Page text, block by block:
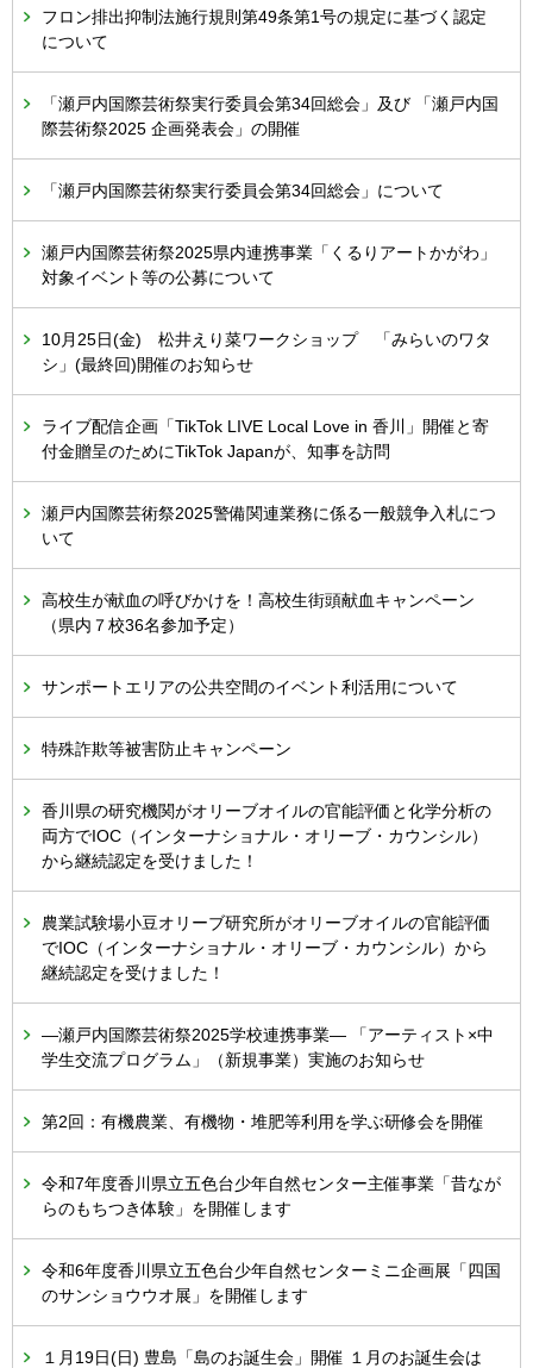
フロン排出抑制法施行規則第49条第1号の規定に基づく認定
について
「瀬戸内国際芸術祭実行委員会第34回総会」及び 「瀬戸内国
際芸術祭2025 企画発表会」の開催
「瀬戸内国際芸術祭実行委員会第34回総会」について
瀬戸内国際芸術祭2025県内連携事業「くるりアートかがわ」
対象イベント等の公募について
10月25日(金) 松井えり菜ワークショップ 「みらいのワタ
シ」(最終回)開催のお知らせ
ライブ配信企画「TikTok LIVE Local Love in 香川」開催と寄
付金贈呈のためにTikTok Japanが、知事を訪問
瀬戸内国際芸術祭2025警備関連業務に係る一般競争入札につ
いて
高校生が献血の呼びかけを！高校生街頭献血キャンペーン
（県内７校36名参加予定）
サンポートエリアの公共空間のイベント利活用について
特殊詐欺等被害防止キャンペーン
香川県の研究機関がオリーブオイルの官能評価と化学分析の
両方でIOC（インターナショナル・オリーブ・カウンシル）
から継続認定を受けました！
農業試験場小豆オリーブ研究所がオリーブオイルの官能評価
でIOC（インターナショナル・オリーブ・カウンシル）から
継続認定を受けました！
―瀬戸内国際芸術祭2025学校連携事業― 「アーティスト×中
学生交流プログラム」（新規事業）実施のお知らせ
第2回：有機農業、有機物・堆肥等利用を学ぶ研修会を開催
令和7年度香川県立五色台少年自然センター主催事業「昔なが
らのもちつき体験」を開催します
令和6年度香川県立五色台少年自然センターミニ企画展「四国
のサンショウウオ展」を開催します
１月19日(日) 豊島「島のお誕生会」開催 １月のお誕生会は